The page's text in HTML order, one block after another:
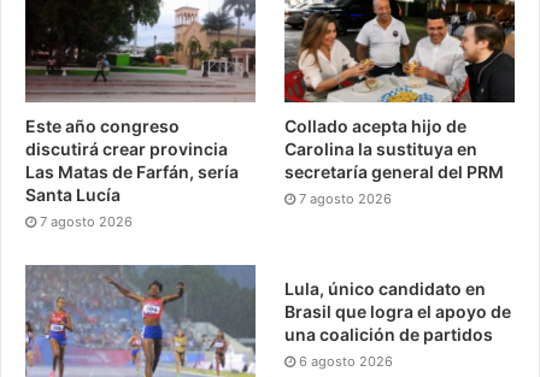
Este año congreso
discutirá crear provincia
Las Matas de Farfán, sería
Santa Lucía
7 agosto 2026
Collado acepta hijo de
Carolina la sustituya en
secretaría general del PRM
7 agosto 2026
Lula, único candidato en
Brasil que logra el apoyo de
una coalición de partidos
6 agosto 2026